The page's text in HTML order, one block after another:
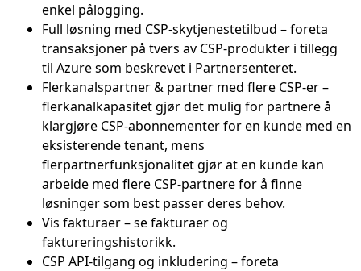
enkel pålogging.
Full løsning med CSP-skytjenestetilbud – foreta
transaksjoner på tvers av CSP-produkter i tillegg
til Azure som beskrevet i Partnersenteret.
Flerkanalspartner & partner med flere CSP-er –
flerkanalkapasitet gjør det mulig for partnere å
klargjøre CSP-abonnementer for en kunde med en
eksisterende tenant, mens
flerpartnerfunksjonalitet gjør at en kunde kan
arbeide med flere CSP-partnere for å finne
løsninger som best passer deres behov.
Vis fakturaer – se fakturaer og
faktureringshistorikk.
CSP API-tilgang og inkludering – foreta